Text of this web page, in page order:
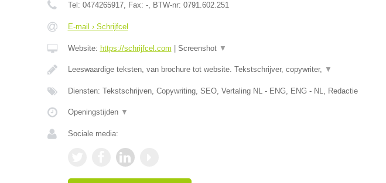
Tel: 0474265917, Fax: -, BTW-nr: 0791.602.251
E-mail › Schrijfcel
Website: https://schrijfcel.com Screenshot ▼
Leeswaardige teksten, van brochure tot website. Tekstschrijver, copywriter, ▼
Diensten: Tekstschrijven, Copywriting, SEO, Vertaling NL - ENG, ENG - NL, Redactie
Openingstijden ▼
Sociale media: